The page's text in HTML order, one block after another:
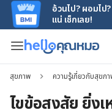
อ้วนไป? ผอมไป
แน่ เช็กเลย!
สุขภาพ ความรู้เกี่ยวกับสุขภา
ไขข้อสงสัย ยิ่ง